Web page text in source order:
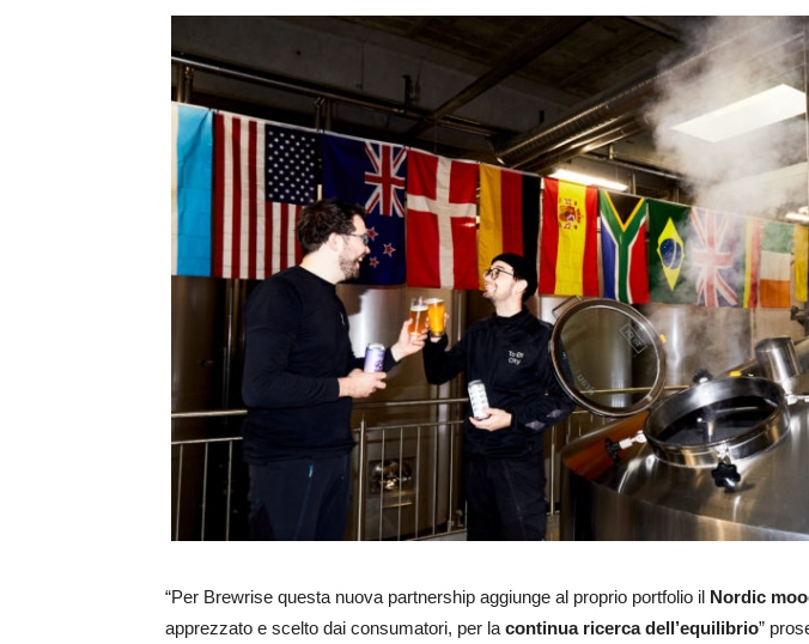
“Per Brewrise questa nuova partnership aggiunge al proprio portfolio il Nordic
apprezzato e scelto dai consumatori, per la continua ricerca dell’equilibrio”